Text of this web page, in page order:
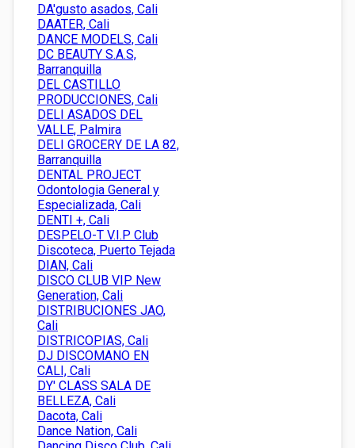
DA'gusto asados, Cali
DAATER, Cali
DANCE MODELS, Cali
DC BEAUTY S.A.S,
Barranquilla
DEL CASTILLO
PRODUCCIONES, Cali
DELI ASADOS DEL
VALLE, Palmira
DELI GROCERY DE LA 82,
Barranquilla
DENTAL PROJECT
Odontologia General y
Especializada, Cali
DENTI +, Cali
DESPELO-T V.I.P Club
Discoteca, Puerto Tejada
DIAN, Cali
DISCO CLUB VIP New
Generation, Cali
DISTRIBUCIONES JAO,
Cali
DISTRICOPIAS, Cali
DJ DISCOMANO EN
CALI, Cali
DY' CLASS SALA DE
BELLEZA, Cali
Dacota, Cali
Dance Nation, Cali